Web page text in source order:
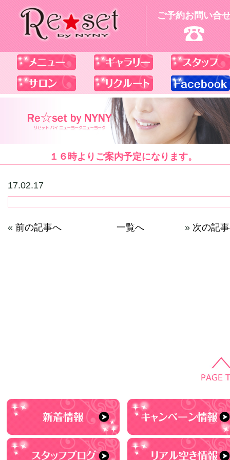
ご予約お問い合
１６時よりご案内予定になります。
17.02.17
« 前の記事へ 一覧へ » 次の記